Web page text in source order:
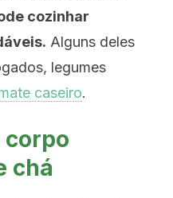
cozinhar
Alguns deles
legumes
caseiro.
corpo
chá